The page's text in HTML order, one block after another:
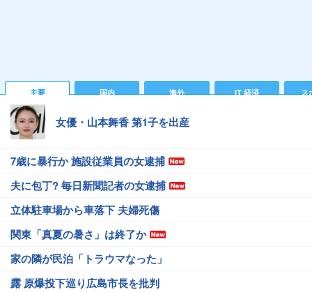
主要 国内 海外 IT 経済 ス
女優・山本舞香 第1子を出産
7歳に暴行か 施設従業員の女逮捕
夫に包丁? 毎日新聞記者の女逮捕
立体駐車場から車落下 夫婦死傷
関東「真夏の暑さ」は終了か
家の隣が民泊「トラウマなった」
露 原爆投下巡り広島市長を批判